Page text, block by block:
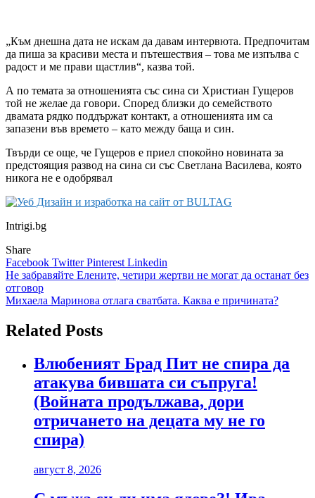
„Към днешна дата не искам да давам интервюта. Предпочитам
да пиша за красиви места и пътешествия – това ме изпълва с
радост и ме прави щастлив“, казва той.
А по темата за отношенията със сина си Христиан Гущеров
той не желае да говори. Според близки до семейството
двамата рядко поддържат контакт, а отношенията им са
запазени във времето – като между баща и син.
Твърди се още, че Гущеров е приел спокойно новината за
предстоящия развод на сина си със Светлана Василева, която
никога не е одобрявал
Intrigi.bg
Share
Facebook TwitterPinterest Linkedin
Навигация
Не забравяйте Елените, четири жертви не могат да останат без
отговор
Михаела Маринова отлага сватбата. Каква е причината?
Related Posts
Влюбеният Брад Пит не спира да
атакува бившата си съпруга!
(Войната продължава, дори
отричането на децата му не го
спира)
август 8, 2026